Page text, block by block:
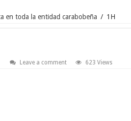
en toda la entidad carabobeña / 1H
Leave a comment 623 Views